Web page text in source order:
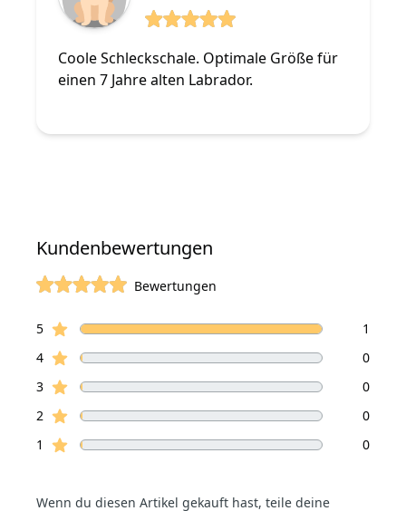
Coole Schleckschale. Optimale Größe für
einen 7 Jahre alten Labrador.
Kundenbewertungen
Bewertungen
Bewertungen
5Sterne Bewertungen
1
4Sterne Bewertungen
0
3Sterne Bewertungen
0
2 Sterne Bewertungen
0
1
Sterne Bewertungen 0
Wenn du diesen Artikel gekauft hast, teile deine